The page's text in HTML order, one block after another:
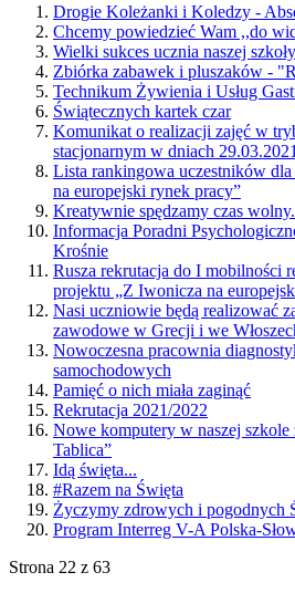
Drogie Koleżanki i Koledzy -
Chcemy powiedzieć Wam ,,do
Wielki sukces ucznia naszej szkoły
Zbiórka zabawek i pluszaków -
Technikum Żywienia i Usług
Świątecznych kartek czar
Komunikat o realizacji zajęć w
stacjonarnym w dniach
Lista rankingowa uczestników
na europejski rynek pracy”
Kreatywnie spędzamy czas
Informacja Poradni
Krośnie
Rusza rekrutacja do I mobilności
projektu „Z Iwonicza na
Nasi uczniowie będą realizować
zawodowe w Grecji i we
Nowoczesna pracownia
samochodowych
Pamięć o nich miała zaginąć
Rekrutacja 2021/2022
Nowe komputery w naszej
Tablica”
Idą święta...
#Razem na Święta
Życzymy zdrowych i pogodnych
Program Interreg V-A Polska-
Strona 22 z 63